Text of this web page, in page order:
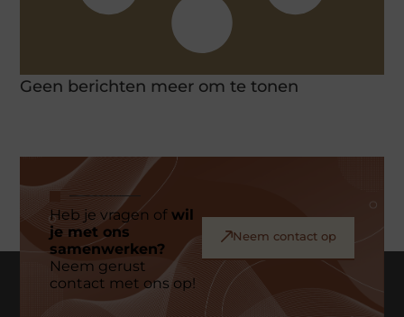
Geen berichten meer om te tonen
Heb je vragen ofwil
je met ons
samenwerken?
Neem gerust
contact met ons op!
Neem contact op